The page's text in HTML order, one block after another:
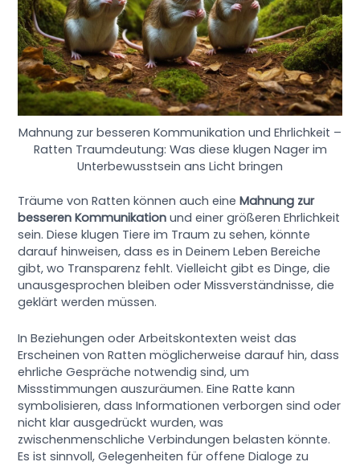
Mahnung zur besseren Kommunikation und Ehrlichkeit –
Ratten Traumdeutung: Was diese klugen Nager im
Unterbewusstsein ans Licht bringen
Träume von Ratten können auch eineMahnung zur
besseren Kommunikation und einer größeren Ehrlichkeit
sein. Diese klugen Tiere im Traum zu sehen, könnte
darauf hinweisen, dass es in Deinem Leben Bereiche
gibt, wo Transparenz fehlt. Vielleicht gibt es Dinge, die
unausgesprochen bleiben oder Missverständnisse, die
geklärt werden müssen.
In Beziehungen oder Arbeitskontexten weist das
Erscheinen von Ratten möglicherweise darauf hin, dass
ehrliche Gespräche notwendig sind, um
Missstimmungen auszuräumen. Eine Ratte kann
symbolisieren, dass Informationen verborgen sind oder
nicht klar ausgedrückt wurden, was
zwischenmenschliche Verbindungen belasten könnte.
Es ist sinnvoll, Gelegenheiten für offene Dialoge zu